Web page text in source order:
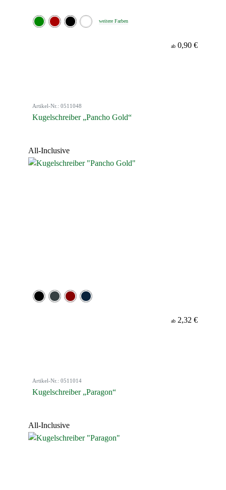
weitere Farben
ab 0,90 €
Artikel-Nr.: 0511048
Kugelschreiber „Pancho Gold“
All-Inclusive
ab 2,32 €
Artikel-Nr.: 0511014
Kugelschreiber „Paragon“
All-Inclusive